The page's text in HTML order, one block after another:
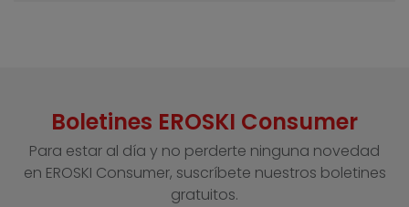
Boletines EROSKI Consumer
Para estar al día y no perderte ninguna novedad
en EROSKI Consumer, suscríbete nuestros boletines
gratuitos.